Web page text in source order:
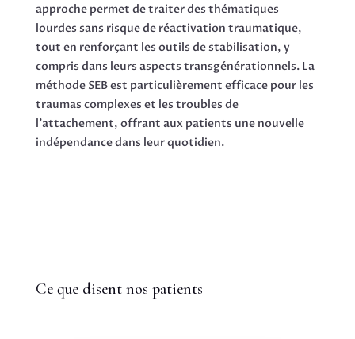
approche permet de traiter des thématiques
lourdes sans risque de réactivation traumatique,
tout en renforçant les outils de stabilisation, y
compris dans leurs aspects transgénérationnels. La
méthode SEB est particulièrement efficace pour les
traumas complexes et les troubles de
l’attachement, offrant aux patients une nouvelle
indépendance dans leur quotidien.
Ce que disent nos patients